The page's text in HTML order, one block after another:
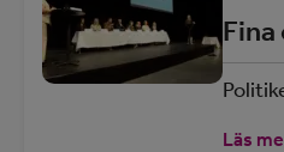
Fina
Läs